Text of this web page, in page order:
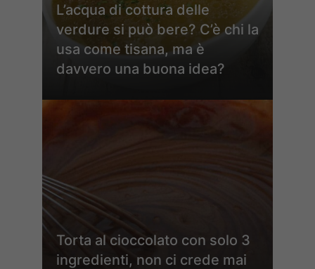
L’acqua di cottura delle
verdure si può bere? C’è chi la
usa come tisana, ma è
davvero una buona idea?
Torta al cioccolato con solo 3
ingredienti, non ci crede mai